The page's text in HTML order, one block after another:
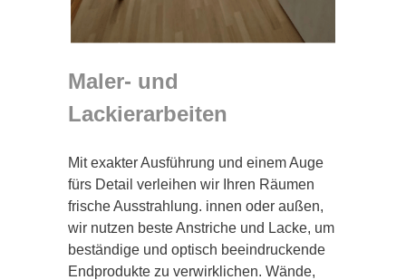
Maler- und
Lackierarbeiten
Mit exakter Ausführung und einem Auge
fürs Detail verleihen wir Ihren Räumen
frische Ausstrahlung. innen oder außen,
wir nutzen beste Anstriche und Lacke, um
beständige und optisch beeindruckende
Endprodukte zu verwirklichen. Wände,